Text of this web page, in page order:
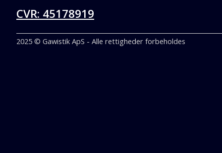
CVR: 45178919
2025 © Gawistik ApS - Alle rettigheder forbeholdes